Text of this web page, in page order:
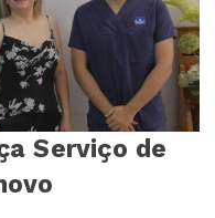
Serviço de